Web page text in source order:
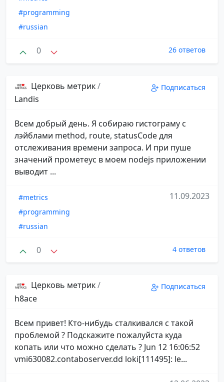
#programming
#russian
0 26 ответов
Церковь метрик/
Landis
Подписаться
Всем добрый день. Я собираю гистограму с
лэйблами method, route, statusCode для
отслеживания времени запроса. И при пуше
значений прометеус в моем nodejs приложении
выводит ...
#metrics
#programming
#russian
11.09.2023
0 4 ответов
Церковь метрик/
h8ace
Подписаться
Всем привет! Кто-нибудь сталкивался с такой
проблемой ? Подскажите пожалуйста куда
копать или что можно сделать ? Jun 12 16:06:52
vmi630082.contaboserver.dd loki[111495]: le...